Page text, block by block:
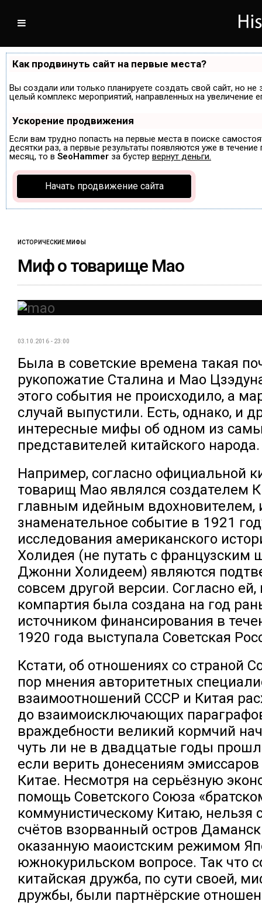
Как продвинуть сайт на первые места?
Вы создали или только планируете создать свой сайт, но
целый комплекс мероприятий, направленных на
Ускорение продвижения
Если вам трудно попасть на первые места в поиске
десятки раз, а первые результаты появляются уже в
месяц, то в SeoHammer за бустер вернут деньги.
Начать продвижение сайта
ИСТОРИЧЕСКИЕ МИФЫ
Миф о товарище Мао
03.10.2016 - 23:00
Была в советские времена такая
рукопожатие Сталина и Мао
этого события не происходило, а
случай выпустили. Есть, однако, и
интересные мифы об одном из
представителей китайского народа.
Например, согласно официальной
товарищ Мао являлся создателем
главным идейным вдохновителем,
знаменательное событие в 1921
исследования американского
Холидея (не путать с французским
Джонни Холидеем) являются
совсем другой версии. Согласно ей,
компартия была создана на год
источником финансирования в
1920 года выступала Советская
Кстати, об отношениях со страной
пор мнения авторитетных
взаимоотношений СССР и Китая
до взаимоисключающих
враждебности великий кормчий
чуть ли не в двадцатые годы
если верить донесениям
Китае. Несмотря на серьёзную
помощь Советского Союза
коммунистическому Китаю, нельзя
счётов взорванный остров
оказанную маоистским режимом
южнокурильском вопросе. Так что
китайская дружба, по сути своей,
дружбы, были партнёрские